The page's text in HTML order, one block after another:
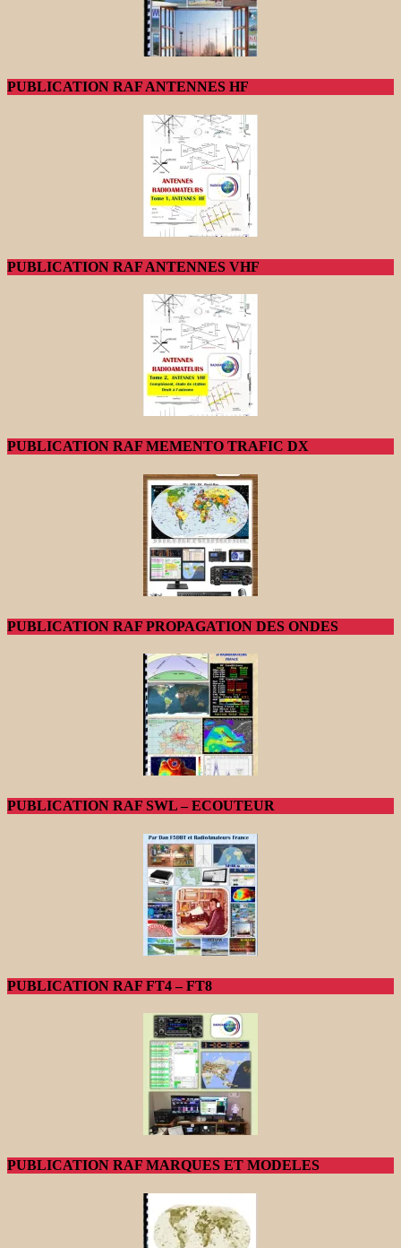
PUBLICATION RAF ANTENNES HF
PUBLICATION RAF ANTENNES VHF
PUBLICATION RAF MEMENTO TRAFIC DX
PUBLICATION RAF PROPAGATION DES ONDES
PUBLICATION RAF SWL – ECOUTEUR
PUBLICATION RAF FT4 – FT8
PUBLICATION RAF MARQUES ET MODELES